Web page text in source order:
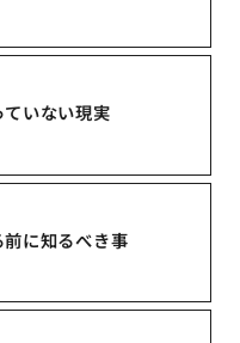
いない現実
に知るべき事